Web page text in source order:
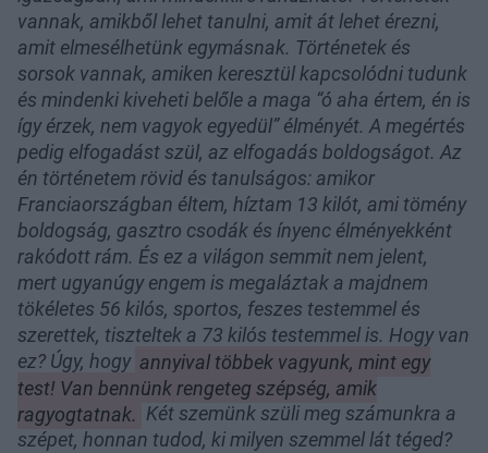
vannak, amikből lehet tanulni, amit át lehet érezni,
amit elmesélhetünk egymásnak. Történetek és
sorsok vannak, amiken keresztül kapcsolódni tudunk
és mindenki kiveheti belőle a maga “ó aha értem, én is
így érzek, nem vagyok egyedül” élményét. A megértés
pedig elfogadást szül, az elfogadás boldogságot. Az
én történetem rövid és tanulságos: amikor
Franciaországban éltem, híztam 13 kilót, ami tömény
boldogság, gasztro csodák és ínyenc élményekként
rakódott rám. És ez a világon semmit nem jelent,
mert ugyanúgy engem is megaláztak a majdnem
tökéletes 56 kilós, sportos, feszes testemmel és
szerettek, tiszteltek a 73 kilós testemmel is. Hogy van
ez? Úgy, hogy annyival többek vagyunk, mint egy
test! Van bennünk rengeteg szépség, amik
ragyogtatnak. Két szemünk szüli meg számunkra a
szépet, honnan tudod, ki milyen szemmel lát téged?